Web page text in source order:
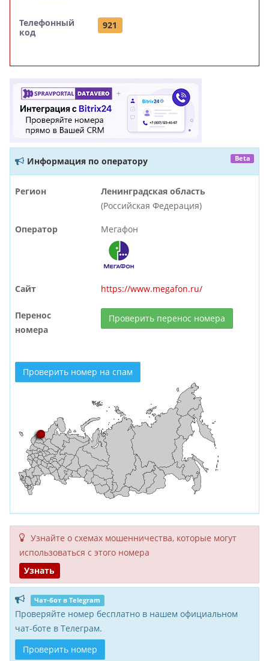
Телефонный
код
921
Информация по оператору Beta
Регион
Ленинградская область
(Российская Федерация)
Оператор Мегафон
Сайт https://www.megafon.ru/
Перенос
номера
Проверить перенос номера
Проверить номер на спам
Узнайте о схемах мошенни­чества, кото­рые могут
исполь­зоваться с этого номера
Узнать
Чат-бот в Telegram
Проверяйте номер бесплатно в нашем официальном
чат-боте в Телеграм.
Проверить номер